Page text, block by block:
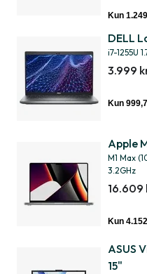
DELL
i7-1255U
3.999
Apple
M1 Max
3.2GHz
16.609
ASUS
15"